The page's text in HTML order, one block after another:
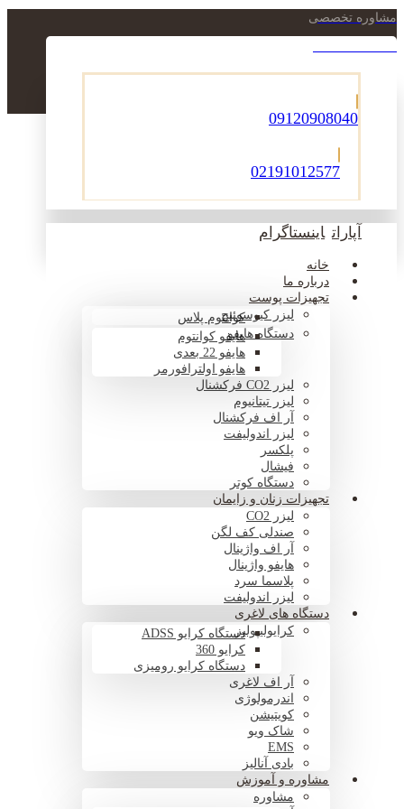
مشاوره تخصصی
09120908040
02191012577
آپارات اینستاگرام
خانه
درباره ما
تجهیزات پوست
لیزر کیوسوئیچکوانتوم پلاس
دستگاه هایفوهایفو کوانتوم
هایفو 22 بعدی
هایفو اولترافورمر
لیزر CO2 فرکشنال
لیزر تیتانیوم
آر اف فرکشنال
لیزر اندولیفت
پلکسر
فیشال
دستگاه کوتر
تجهیزات زنان و زایمان
لیزر CO2
صندلی کف لگن
آر اف واژینال
هایفو واژینال
پلاسما سرد
لیزر اندولیفت
دستگاه های لاغری
کرایولیپولیزدستگاه کرایو ADSS
کرایو 360
دستگاه کرایو رومیزی
آر اف لاغری
اندرمولوژی
کویتیشن
شاک ویو
EMS
بادی آنالیز
مشاوره و آموزش
مشاوره